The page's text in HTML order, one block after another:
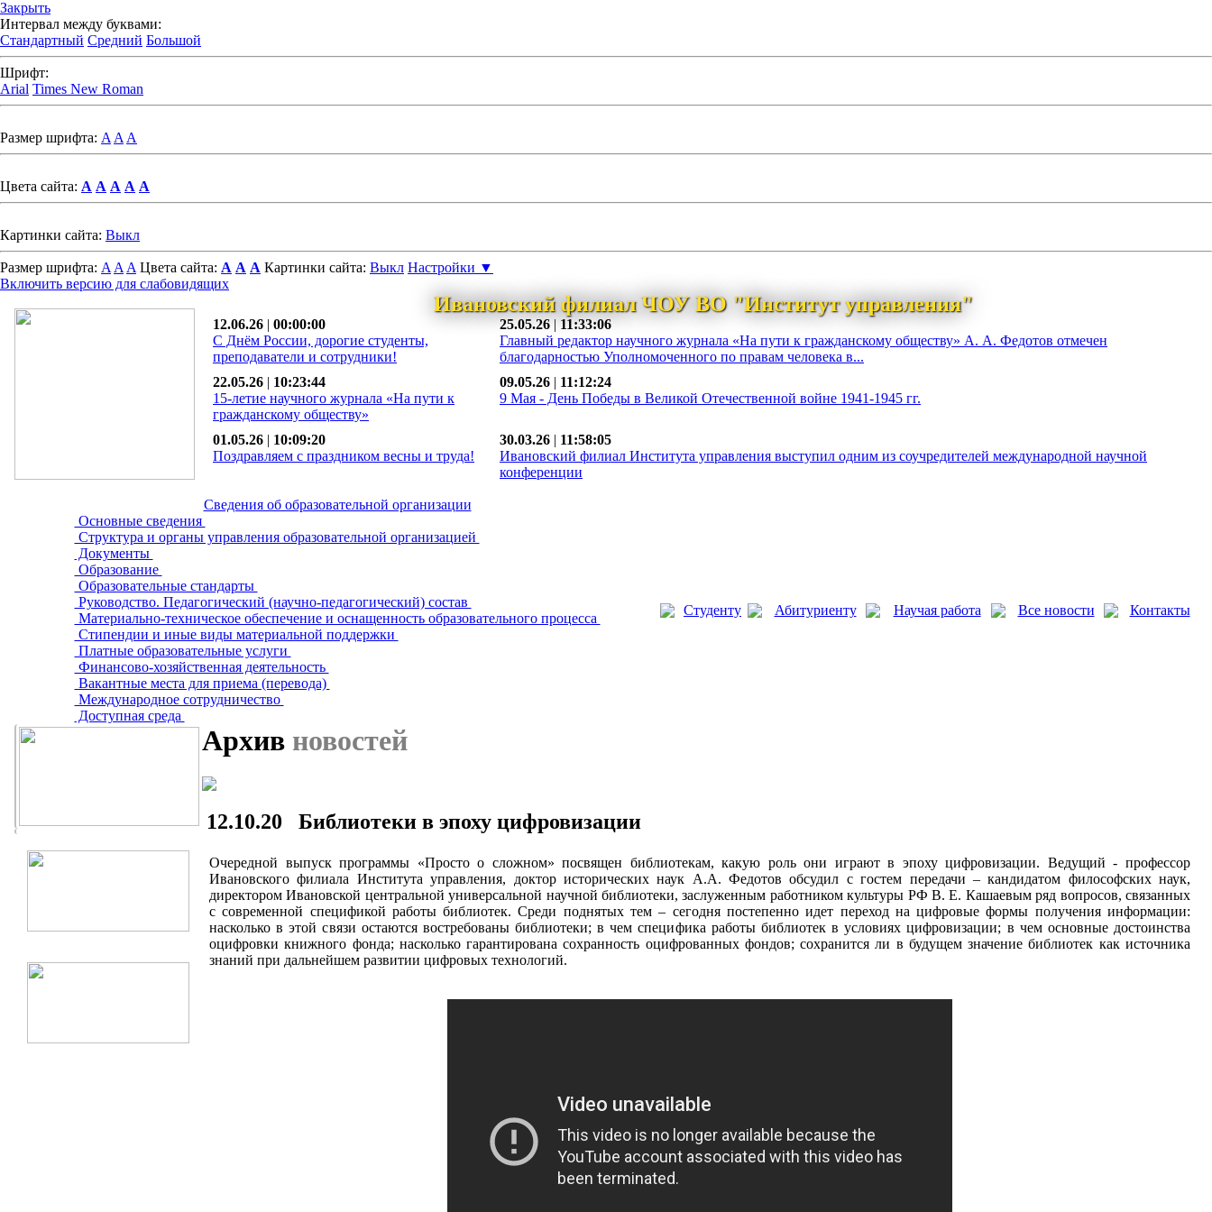
Закрыть
Интервал между буквами:
Стандартный Средний Большой
Шрифт:
Arial Times New Roman
Размер шрифта: A A A
Цвета сайта: A A A A A
Картинки сайта: Выкл
Размер шрифта: A A A Цвета сайта: A A A Картинки сайта: Выкл Настройки ▼
Включить версию для слабовидящих
Ивановский филиал ЧОУ ВО "Институт управления"
12.06.26 | 00:00:00
С Днём России, дорогие студенты,
преподаватели и сотрудники!
25.05.26 | 11:33:06
Главный редактор научного журнала «На пути к гражданскому обществу» А. А. Федотов отмечен
благодарностью Уполномоченного по правам человека в...
22.05.26 | 10:23:44
15-летие научного журнала «На пути к
гражданскому обществу»
09.05.26 | 11:12:24
9 Мая - День Победы в Великой Отечественной войне 1941-1945 гг.
01.05.26 | 10:09:20
Поздравляем с праздником весны и труда!
30.03.26 | 11:58:05
Ивановский филиал Института управления выступил одним из соучредителей международной научной
конференции
Сведения об образовательной организации
Основные сведения
Структура и органы управления образовательной организацией
Документы
Образование
Образовательные стандарты
Руководство. Педагогический (научно-педагогический) состав
Материально-техническое обеспечение и оснащенность образовательного процесса
Стипендии и иные виды материальной поддержки
Платные образовательные услуги
Финансово-хозяйственная деятельность
Вакантные места для приема (перевода)
Международное сотрудничество
Доступная среда
Студенту Абитуриенту Научая работа Все новости Контакты
Архив новостей
12.10.20 Библиотеки в эпоху цифровизации
Очередной выпуск программы «Просто о сложном» посвящен библиотекам, какую роль они играют в эпоху цифровизации. Ведущий - профессор
Ивановского филиала Института управления, доктор исторических наук А.А. Федотов обсудил с гостем передачи – кандидатом философских наук,
директором Ивановской центральной универсальной научной библиотеки, заслуженным работником культуры РФ В. Е. Кашаевым ряд вопросов, связанных
с современной спецификой работы библиотек. Среди поднятых тем – сегодня постепенно идет переход на цифровые формы получения информации:
насколько в этой связи остаются востребованы библиотеки; в чем специфика работы библиотек в условиях цифровизации; в чем основные достоинства
оцифровки книжного фонда; насколько гарантирована сохранность оцифрованных фондов; сохранится ли в будущем значение библиотек как источника
знаний при дальнейшем развитии цифровых технологий.